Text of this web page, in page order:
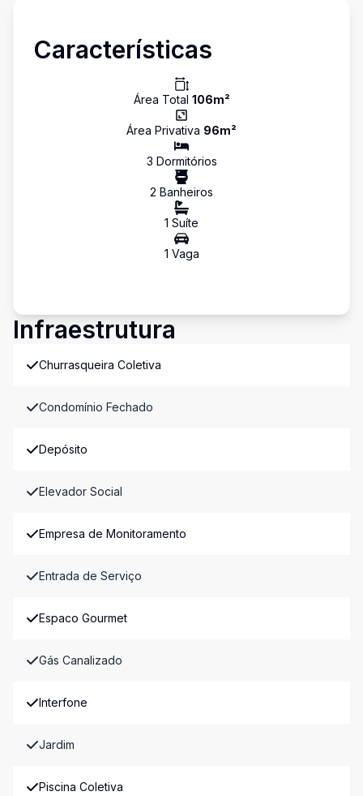
Características
Área Total 106m²
Área Privativa 96m²
3 Dormitórios
2 Banheiros
1 Suíte
1 Vaga
Infraestrutura
Churrasqueira Coletiva
Condomínio Fechado
Depósito
Elevador Social
Empresa de Monitoramento
Entrada de Serviço
Espaco Gourmet
Gás Canalizado
Interfone
Jardim
Piscina Coletiva